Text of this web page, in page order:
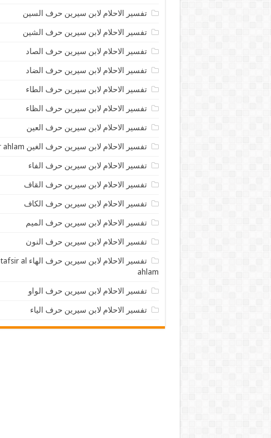
تفسير الاحلام لابن سيرين حرف السين
تفسير الاحلام لابن سيرين حرف الشين
تفسير الاحلام لابن سيرين حرف الصاد
تفسير الاحلام لابن سيرين حرف الضاد
تفسير الاحلام لابن سيرين حرف الطاء
تفسير الاحلام لابن سيرين حرف الظاء
تفسير الاحلام لابن سيرين حرف العين
تفسير الاحلام لابن سيرين حرف الغين tafsir ahlam
تفسير الاحلام لابن سيرين حرف الفاء
تفسير الاحلام لابن سيرين حرف القاف
تفسير الاحلام لابن سيرين حرف الكاف
تفسير الاحلام لابن سيرين حرف الميم
تفسير الاحلام لابن سيرين حرف النون
تفسير الاحلام لابن سيرين حرف الهاء tafsir al
ahlam
تفسير الاحلام لابن سيرين حرف الواو
تفسير الاحلام لابن سيرين حرف الياء